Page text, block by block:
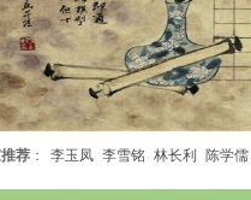
荐 ： 李玉凤 李雪铭 林长利 陈学儒